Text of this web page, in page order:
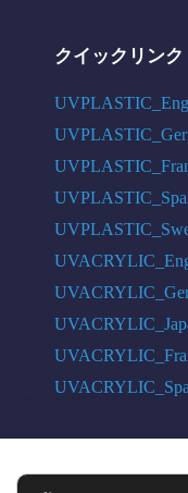
クイックリンク